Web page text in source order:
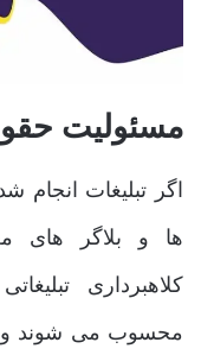
مسئولیت
اگر تبلیغات
ها و بلاگر های
کلاهبرداری
محسوب می ‌شوند و